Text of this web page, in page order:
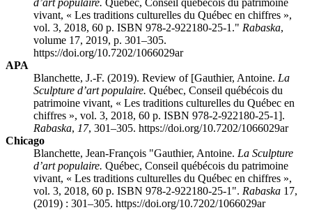
vivant, « Les traditions culturelles du Québec en chiffres »,
vol. 3, 2018, 60 p. ISBN 978-2-922180-25-1." Rabaska,
volume 17, 2019, p. 301–305.
https://doi.org/10.7202/1066029ar
APA
Blanchette, J.-F. (2019). Review of [Gauthier, Antoine. La
Sculpture d’art populaire. Québec, Conseil québécois du
patrimoine vivant, « Les traditions culturelles du Québec en
chiffres », vol. 3, 2018, 60 p. ISBN 978-2-922180-25-1].
Rabaska, 17, 301–305. https://doi.org/10.7202/1066029ar
Chicago
Blanchette, Jean-François "Gauthier, Antoine. La Sculpture
d’art populaire. Québec, Conseil québécois du patrimoine
vivant, « Les traditions culturelles du Québec en chiffres »,
vol. 3, 2018, 60 p. ISBN 978-2-922180-25-1". Rabaska 17,
(2019) : 301–305. https://doi.org/10.7202/1066029ar